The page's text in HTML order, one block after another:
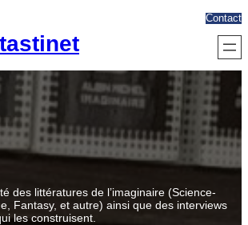
Contact
des littératures de l’imaginaire (Science-
Fantasy, et autre) ainsi que des interviews
les construisent.